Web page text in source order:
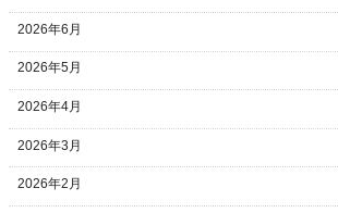
2026年6月
2026年5月
2026年4月
2026年3月
2026年2月